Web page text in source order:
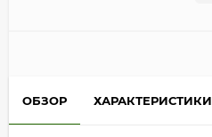
ОБЗОР ХАРАКТЕРИСТИКИ